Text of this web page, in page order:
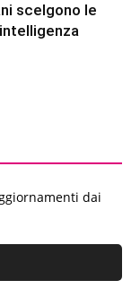
scelgono le
dai